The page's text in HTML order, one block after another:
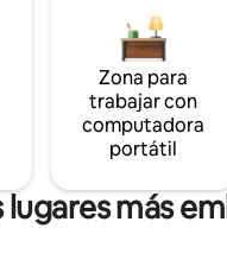
Zona para
trabajar con
computadora
portátil
más